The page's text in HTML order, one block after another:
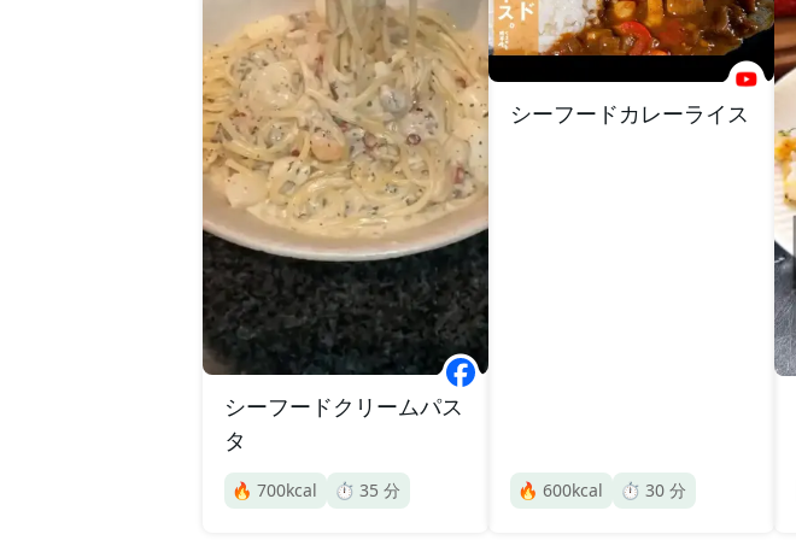
シーフードクリームパス
タ
🔥 700kcal ⏱️ 35 分
シーフードカレーライス
🔥 600kcal ⏱️ 30 分